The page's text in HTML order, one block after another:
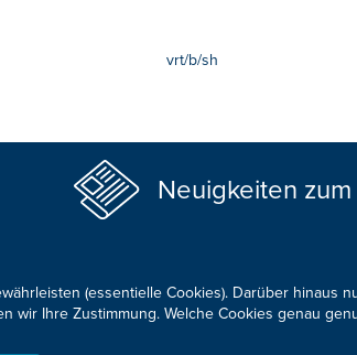
vrt/b/sh
Neuigkeiten
(essentielle Cookies). Darüber hinaus
wir Ihre Zustimmung. Welche Cookies genau